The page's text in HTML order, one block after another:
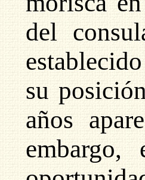
del
su
años
embargo,